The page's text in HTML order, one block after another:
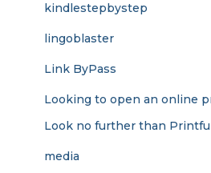
kindlestepbystep
lingoblaster
Link ByPass
Looking to open an online
Look no further than
media